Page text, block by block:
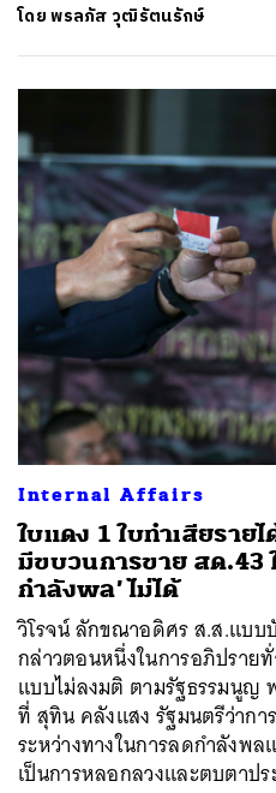
โดยพรลภัส วุฒิรัตนรักษ์
Internal Affairs
ใบแดง 1 ใบทำเสียราย
มีขบวนการขาย สด.43
กำลังพล’ ไม่ได้
วิโรจน์ ลักขณาอดิศร ส.ส.แบ
กล่าวตอนหนึ่งในการอภิปราย
แบบไม่ลงมติ ตามรัฐธรรมนูญ
ที่ สุทิน คลังแสง รัฐมนตรีว่ากา
ระหว่างทางในการลดกำลังพ
เป็นการหลอกลวงและตบตาป